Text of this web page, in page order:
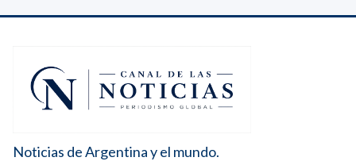
Noticias de Argentina y el mundo.